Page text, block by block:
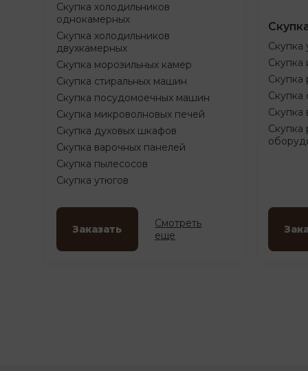
Скупка холодильников
однокамерных
Скупка холодильников
двухкамерных
Скупка морозильных камер
Скупка стиральных машин
Скупка посудомоечных машин
Скупка микроволновых печей
Скупка духовых шкафов
Скупка варочных панелей
Скупка пылесосов
Скупка утюгов
Заказать
Смотреть
еще
Скупка
Скупка
Скупка
Скупка
Скупка
Скупка